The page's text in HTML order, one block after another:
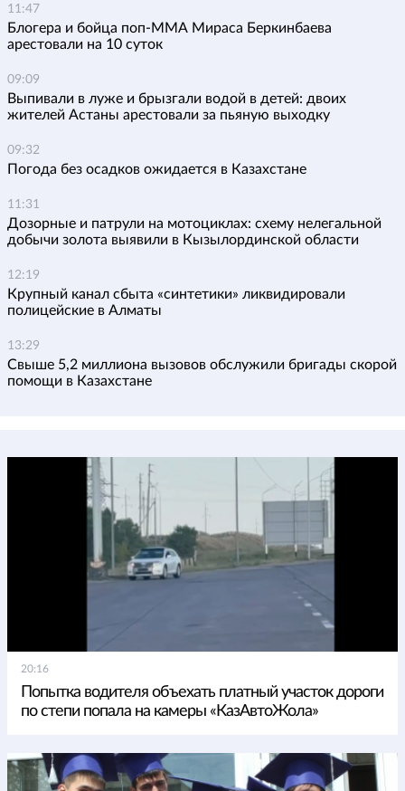
11:47
Блогера и бойца поп-ММА Мираса Беркинбаева
арестовали на 10 суток
09:09
Выпивали в луже и брызгали водой в детей: двоих
жителей Астаны арестовали за пьяную выходку
09:32
Погода без осадков ожидается в Казахстане
11:31
Дозорные и патрули на мотоциклах: схему нелегальной
добычи золота выявили в Кызылординской области
12:19
Крупный канал сбыта «синтетики» ликвидировали
полицейские в Алматы
13:29
Свыше 5,2 миллиона вызовов обслужили бригады скорой
помощи в Казахстане
20:16
Попытка водителя объехать платный участок дороги
по степи попала на камеры «КазАвтоЖола»